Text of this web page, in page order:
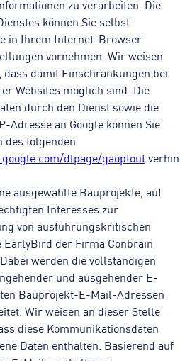
zu verarbeiten. Die
können Sie selbst
in Ihrem Internet-Browser
vornehmen. Wir weisen
damit Einschränkungen bei
Websites möglich sind. Die
durch den Dienst sowie die
an Google können Sie
folgenden
dlpage/gaoptout
ausgewählte Bauprojekte, auf
Interesses zur
von ausführungskritischen
EarlyBird der Firma Conbrain
werden die vollständigen
und ausgehender E-
Bauprojekt-E-Mail-Adressen
Wir weisen an dieser Stelle
diese Kommunikationsdaten
Daten enthalten. Basierend auf